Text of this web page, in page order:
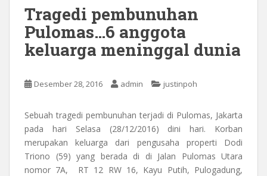
Tragedi pembunuhan
Pulomas…6 anggota
keluarga meninggal dunia
Desember 28, 2016 admin justinpoh
Sebuah tragedi pembunuhan terjadi di Pulomas, Jakarta
pada hari Selasa (28/12/2016) dini hari. Korban
merupakan keluarga dari pengusaha properti Dodi
Triono (59) yang berada di di Jalan Pulomas Utara
nomor 7A, RT 12 RW 16, Kayu Putih, Pulogadung,